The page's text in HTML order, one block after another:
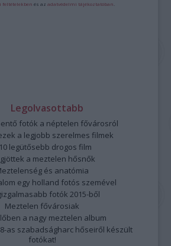
és azadatvédelmi tájékoztatóban
Legolvasottabb
fotók a néptelen fővárosról
a legjobb szerelmes filmek
legütősebb drogos film
a meztelen hősnők
és anatómia
egy holland fotós szemével
fotók 2015-ből
Meztelen fővárosiak
a nagy meztelen album
as szabadságharc hőseiről készült
fotókat!